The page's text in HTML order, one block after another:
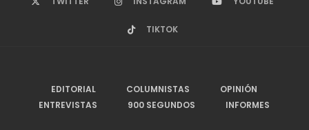
TIKTOK
EDITORIAL COLUMNISTAS
OPINIÓN
ENTREVISTAS
900 SEGUNDOS INFORMES